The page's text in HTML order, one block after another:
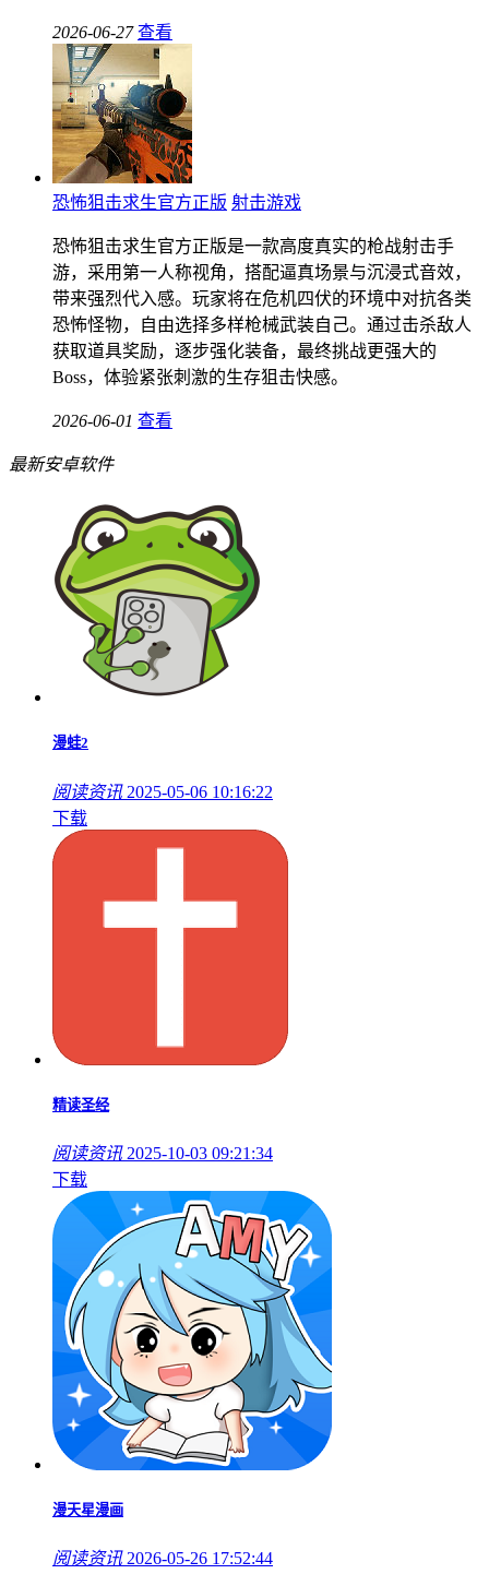
2026-06-27 查看
恐怖狙击求生官方正版 射击游戏
恐怖狙击求生官方正版是一款高度真实的枪战射击手
游，采用第一人称视角，搭配逼真场景与沉浸式音效，
带来强烈代入感。玩家将在危机四伏的环境中对抗各类
恐怖怪物，自由选择多样枪械武装自己。通过击杀敌人
获取道具奖励，逐步强化装备，最终挑战更强大的
Boss，体验紧张刺激的生存狙击快感。
2026-06-01 查看
最新安卓软件
漫蛙2
阅读资讯 2025-05-06 10:16:22
下载
精读圣经
阅读资讯 2025-10-03 09:21:34
下载
漫天星漫画
阅读资讯 2026-05-26 17:52:44